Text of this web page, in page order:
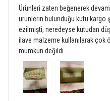
Ürünleri zaten beğenerek
ürünlerin bulunduğu kutu kargo
ezilmişti, neredeyse kutudan
ilave malzeme kullanılarak çok
mümkün değildi.